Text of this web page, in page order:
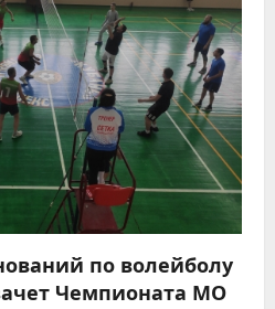
по волейболу
Чемпионата МО
2026
учет
граждан: что
знать
2026
предупреждение